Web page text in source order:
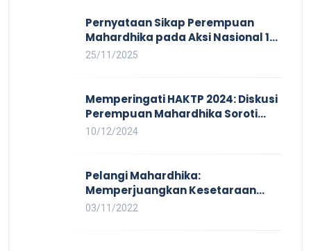
Pernyataan Sikap Perempuan
Mahardhika pada Aksi Nasional 16
HAKTP 2025 Kerja Layak dan Bebas
25/11/2025
Memperingati HAKTP 2024: Diskusi
Perempuan Mahardhika Soroti
Kerja Layak yang Inklusif bagi
10/12/2024
Pelangi Mahardhika:
Memperjuangkan Kesetaraan
untuk Pekerja LBTQ
03/11/2022